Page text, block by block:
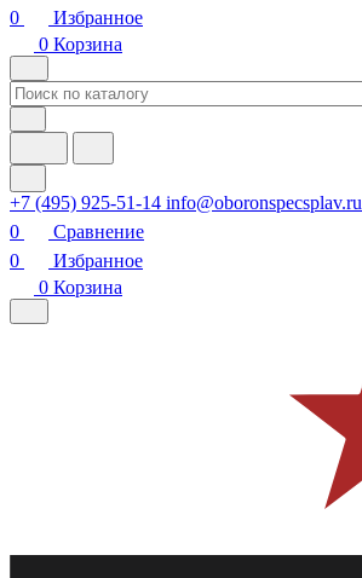
0
Избранное
0 Корзина
+7 (495) 925-51-14 info@oboronspecsplav.ru
0
Сравнение
0
Избранное
0 Корзина